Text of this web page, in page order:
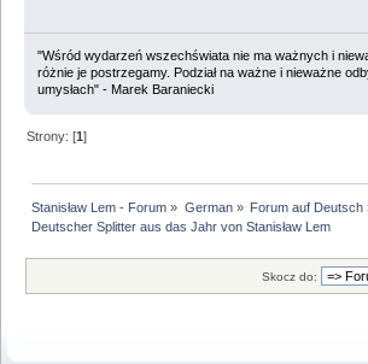
"Wśród wydarzeń wszechświata nie ma ważnych i
różnie je postrzegamy. Podział na ważne i nieważne
umysłach" - Marek Baraniecki
Strony: [1]
Stanisław Lem - Forum » German» Forum auf Deutsch
Deutscher Splitter aus das Jahr von Stanisław Lem
Skocz do: